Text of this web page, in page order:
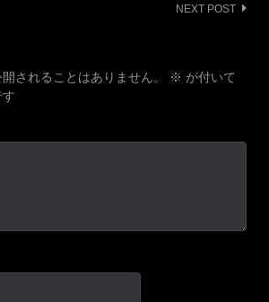
NEXT POST
されることはありません。 ※ が付いて